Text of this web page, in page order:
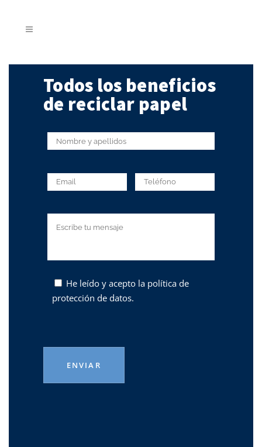
Todos los beneficios
de reciclar papel
He leído y acepto la política de
protección de datos.